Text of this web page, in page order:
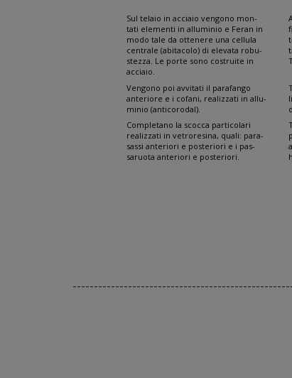
Sul telaio in acciaio vengono mon-
tati elementi in alluminio e Feran in
modo tale da ottenere una cellula
centrale (abitacolo) di elevata robu-
stezza. Le porte sono costruite in
acciaio.
Vengono poi avvitati il parafango
anteriore e i cofani, realizzati in allu-
minio (anticorodal).
Completano la scocca particolari
realizzati in vetroresina, quali: para-
sassi anteriori e posteriori e i pas-
saruota anteriori e posteriori.